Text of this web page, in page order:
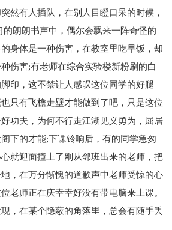
然有人插队，在别人目瞪口呆的时候，
朗朗书声中，偶尔会飘来一阵奇怪的
身体是一种伤害，在教室里吃早饭，却
伤害;有老师在综合实验楼新粉刷的白
印，这不禁让人感叹这位同学的好腿
只有飞檐走壁才能做到了吧，只是这位
功夫，为何不行走江湖见义勇为，屈居
下的才能;下课铃响后，有的同学急匆
就迎面撞上了刚从邻班出来的老师，把
，在万分惭愧的道歉声中老师受惊的心
老师正在庆幸幸好没有带电脑来上课。
，在某个隐蔽的角落里，总会有随手丢